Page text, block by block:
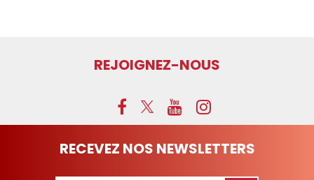
REJOIGNEZ-NOUS
RECEVEZ NOS NEWSLETTERS